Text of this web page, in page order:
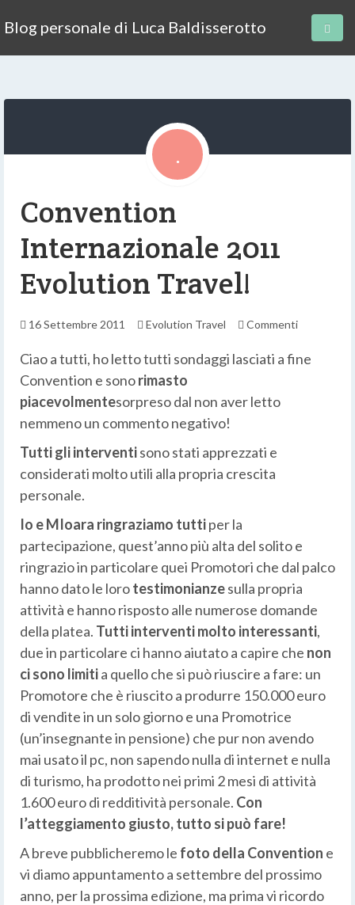
Blog personale di Luca Baldisserotto
Convention
Internazionale 2011
Evolution Travel!
16 Settembre 2011 Evolution Travel Commenti
Ciao a tutti, ho letto tutti sondaggi lasciati a fine
Convention e sonorimasto
piacevolmentesorpreso dal non aver letto
nemmeno un commento negativo!
Tutti gli interventisono stati apprezzati e
considerati molto utili alla propria crescita
personale.
Io e MIoara ringraziamo tuttiper la
partecipazione, quest’anno più alta del solito e
ringrazio in particolare quei Promotori che dal palco
hanno dato le lorotestimonianzesulla propria
attività e hanno risposto alle numerose domande
della platea. Tutti interventi molto interessanti,
due in particolare ci hanno aiutato a capire che non
ci sono limitia quello che si può riuscire a fare: un
Promotore che è riuscito a produrre 150.000 euro
di vendite in un solo giorno e una Promotrice
(un’insegnante in pensione) che pur non avendo
mai usato il pc, non sapendo nulla di internet e nulla
di turismo, ha prodotto nei primi 2 mesi di attività
1.600 euro di redditività personale. Con
l’atteggiamento giusto, tutto si può fare!
A breve pubblicheremo le foto della Convention e
vi diamo appuntamento a settembre del prossimo
anno, per la prossima edizione, ma prima vi ricordo